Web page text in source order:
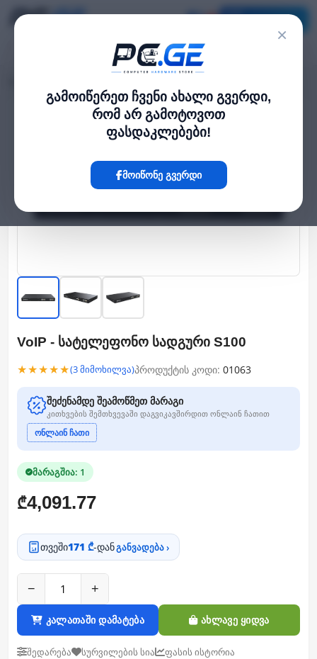
×
გამოიწერეთ ჩვენი ახალი გვერდი,
რომ არ გამოტოვოთ
ფასდაკლებები!
მოიწონე გვერდი
VoIP - სატელეფონო სადგური S100
★★★★★(3 მიმოხილვა)პროდუქტის კოდი: 01063
შეძენამდე შეამოწმეთ მარაგი
კითხვების შემთხვევაში დაგვიკავშირდით ონლაინ ჩათით
ონლაინ ჩათი
მარაგშია: 1
₾4,091.77
თვეში171 ₾-დანგანვადება ›
− +
კალათაში დამატება ახლავე ყიდვა
შედარება სურვილების სია
ფასის ისტორია